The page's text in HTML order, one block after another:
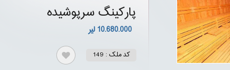
پارکینگ سرپوشیده
10.680.000 لیر
کد ملک : 149